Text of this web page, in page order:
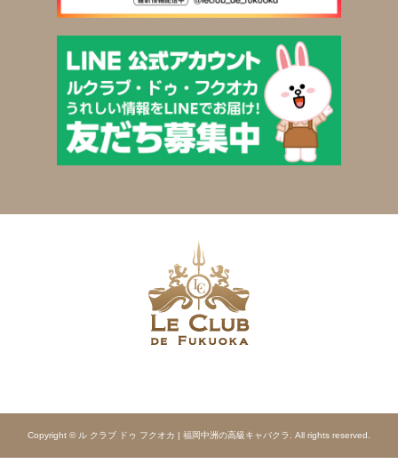
Copyright © ル クラブ ドゥ フクオカ | 福岡中洲の高級キャバクラ. All rights reserved.